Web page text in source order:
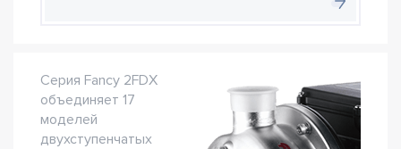
Серия Fancy 2FDX
объединяет 17
моделей
двухступенчатых